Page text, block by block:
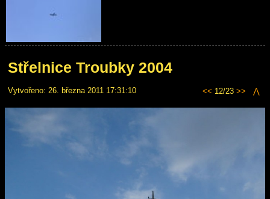
Střelnice Troubky 2004
<< 12/23 >> ⋀
Vytvořeno: 26. března 2011 17:31:10